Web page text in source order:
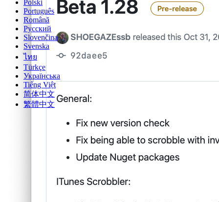
Polski
Português
Română
Русский
Slovenčina
Svenska
ไทย
Türkçe
Українська
Tiếng Việt
简体中文
繁體中文